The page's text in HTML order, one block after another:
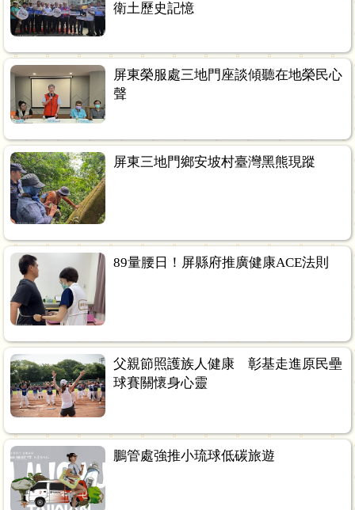
衛土歷史記憶
屏東榮服處三地門座談傾聽在地榮民心
聲
屏東三地門鄉安坡村臺灣黑熊現蹤
89量腰日！屏縣府推廣健康ACE法則
父親節照護族人健康 彰基走進原民壘
球賽關懷身心靈
鵬管處強推小琉球低碳旅遊